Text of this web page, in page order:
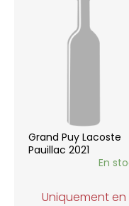
Grand Puy Lacoste
Pauillac 2021
En
Uniquement en